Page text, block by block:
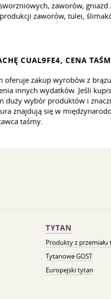
zaworów,
zaworów, tulei,
CUAL9FE4, CENA
oferuje zakup wyrobów z
innych wydatków. Jeśli
duży wybór produktów i
znajdują się w
taśmy.
TYTAN
Produkty z przemiału
Tytanowe GOST
Europejski tytan